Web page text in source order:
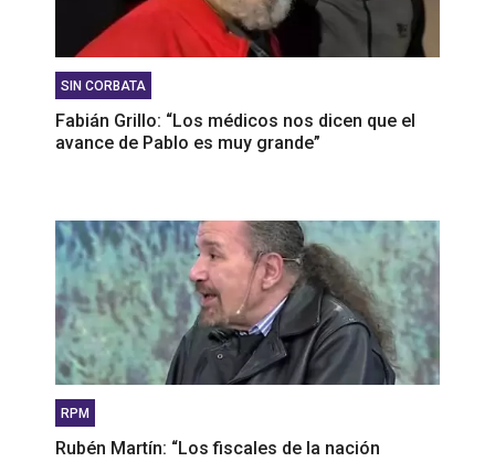
SIN CORBATA
Fabián Grillo: “Los médicos nos dicen que el
avance de Pablo es muy grande”
RPM
Rubén Martín: “Los fiscales de la nación